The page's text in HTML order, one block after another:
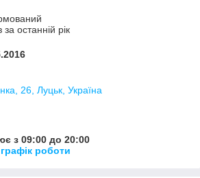
останній рік
26, Луцьк, Україна
з 09:00 до 20:00
роботи